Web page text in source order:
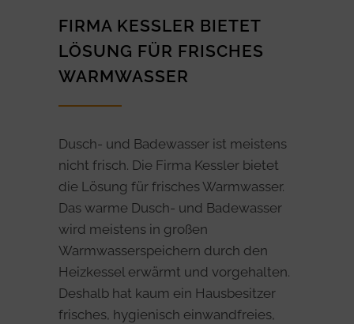
FIRMA KESSLER BIETET
LÖSUNG FÜR FRISCHES
WARMWASSER
Dusch- und Badewasser ist meistens
nicht frisch. Die Firma Kessler bietet
die Lösung für frisches Warmwasser.
Das warme Dusch- und Badewasser
wird meistens in großen
Warmwasserspeichern durch den
Heizkessel erwärmt und vorgehalten.
Deshalb hat kaum ein Hausbesitzer
frisches, hygienisch einwandfreies,